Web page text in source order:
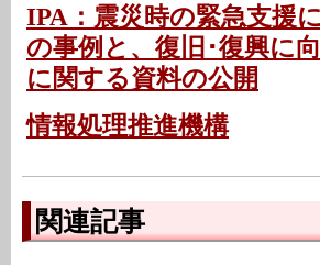
IPA：震災時の緊急支援
の事例と、復旧･復興に
に関する資料の公開
情報処理推進機構
関連記事